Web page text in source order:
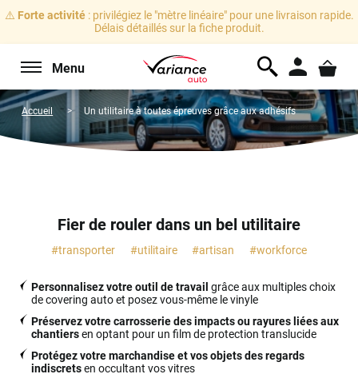
⚠️ Forte activité: privilégiez le "mètre linéaire" pour une livraison rapide.
Délais détaillés sur la fiche produit.
Menu
Accueil Un utilitaire à toutes épreuves grâce aux adhésifs
Fier de rouler dans un bel utilitaire
#transporter #utilitaire #artisan #workforce
Personnalisez votre outil de travail grâce aux multiples choix
de covering auto et posez vous-même le vinyle
Préservez votre carrosserie des impacts ou rayures liées aux
chantiersen optant pour un film de protection translucide
Protégez votre marchandise et vos objets des regards
indiscretsen occultant vos vitres